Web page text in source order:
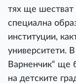
тях ще шестват
специална
институции,
университети.
Варненчик“ ще
на детските